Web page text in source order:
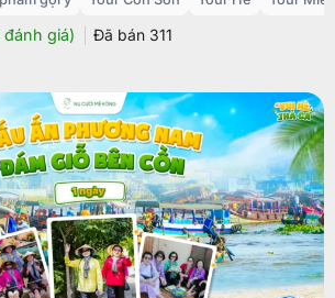
đánh giá) Đã bán 311